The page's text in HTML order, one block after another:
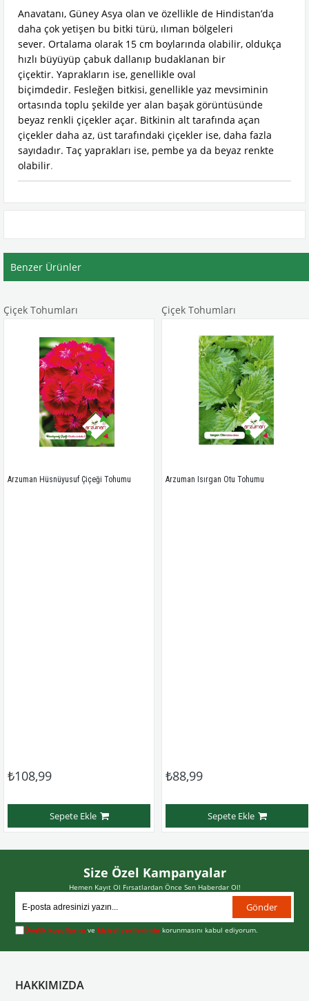
Anavatanı, Güney Asya olan ve özellikle de Hindistan’da
daha çok yetişen bu bitki türü, ılıman bölgeleri
sever. Ortalama olarak 15 cm boylarında olabilir, oldukça
hızlı büyüyüp çabuk dallanıp budaklanan bir
çiçektir. Yaprakların ise, genellikle oval
biçimdedir. Fesleğen bitkisi, genellikle yaz mevsiminin
ortasında toplu şekilde yer alan başak görüntüsünde
beyaz renkli çiçekler açar. Bitkinin alt tarafında açan
çiçekler daha az, üst tarafındaki çiçekler ise, daha fazla
sayıdadır. Taç yaprakları ise, pembe ya da beyaz renkte
olabilir.
Benzer Ürünler
Çiçek Tohumları
Arzuman Hüsnüyusuf Çiçeği Tohumu
₺108,99
Sepete Ekle
Çiçek Tohumları
Arzuman Isırgan Otu Tohumu
₺88,99
Sepete Ekle
Size Özel Kampanyalar
Hemen Kayıt Ol Fırsatlardan Önce Sen Haberdar Ol!
Gönder
Üyelik koşullarını vekişisel verilerimin korunmasını kabul ediyorum.
HAKKIMIZDA